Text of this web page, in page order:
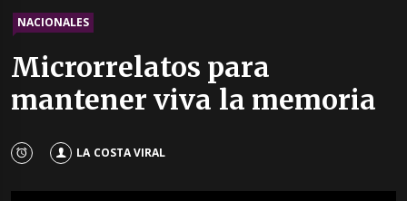
NACIONALES
Microrrelatos para
mantener viva la memoria
LA COSTA VIRAL